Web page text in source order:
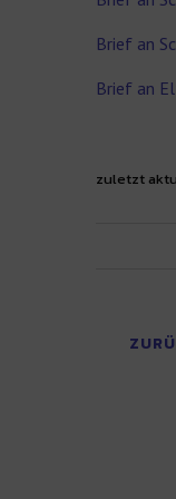
Brief an
Brief an
zuletzt